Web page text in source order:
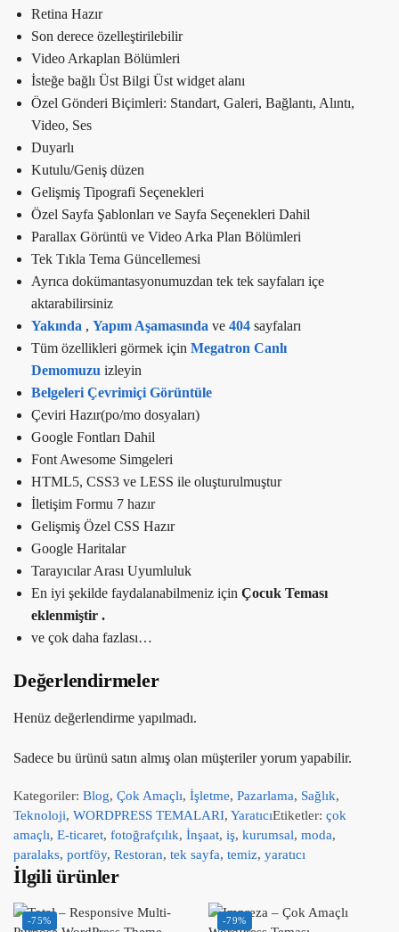
Retina Hazır
Son derece özelleştirilebilir
Video Arkaplan Bölümleri
İsteğe bağlı Üst Bilgi Üst widget alanı
Özel Gönderi Biçimleri: Standart, Galeri, Bağlantı, Alıntı,
Video, Ses
Duyarlı
Kutulu/Geniş düzen
Gelişmiş Tipografi Seçenekleri
Özel Sayfa Şablonları ve Sayfa Seçenekleri Dahil
Parallax Görüntü ve Video Arka Plan Bölümleri
Tek Tıkla Tema Güncellemesi
Ayrıca dokümantasyonumuzdan tek tek sayfaları içe
aktarabilirsiniz
Yakında , Yapım Aşamasında ve 404 sayfaları
Tüm özellikleri görmek için Megatron Canlı
Demomuzu izleyin
Belgeleri Çevrimiçi Görüntüle
Çeviri Hazır(po/mo dosyaları)
Google Fontları Dahil
Font Awesome Simgeleri
HTML5, CSS3 ve LESS ile oluşturulmuştur
İletişim Formu 7 hazır
Gelişmiş Özel CSS Hazır
Google Haritalar
Tarayıcılar Arası Uyumluluk
En iyi şekilde faydalanabilmeniz için Çocuk Teması
eklenmiştir .
ve çok daha fazlası…
Değerlendirmeler
Henüz değerlendirme yapılmadı.
Sadece bu ürünü satın almış olan müşteriler yorum yapabilir.
Kategoriler: Blog, Çok Amaçlı, İşletme, Pazarlama, Sağlık,
Teknoloji, WORDPRESS TEMALARI, YaratıcıEtiketler: çok
amaçlı, E-ticaret, fotoğrafçılık, İnşaat, iş, kurumsal, moda,
paralaks, portföy, Restoran, tek sayfa, temiz, yaratıcı
İlgili ürünler
-75% -79%